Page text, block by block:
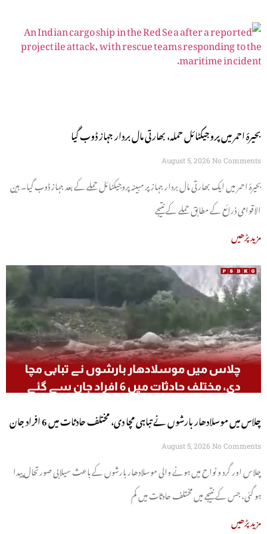
بحیرۂ احمر میں پروجیکٹائل حملہ، بھارتی مال بردار جہاز ڈوب گیا
August 5, 2026 No Comments
بحیرۂ احمر میں ایک بھارتی مال بردار جہاز پر مبینہ پروجیکٹائل حملے کے بعد جہاز ڈوب گیا۔ بین
الاقوامی ذرائع کے مطابق حملے کے نتیجے
مزید پڑھیں
چلاس میں موسلادھار بارشوں نے تباہی مچا دی، مختلف حادثات میں 6 افراد جان
سے گئے
August 5, 2026 No Comments
چلاس اور گرد و نواح میں ہونے والی موسلادھار بارشوں کے باعث سیلابی صورتحال پیدا
ہو گئی، جس کے نتیجے میں مختلف حادثات میں کم
مزید پڑھیں